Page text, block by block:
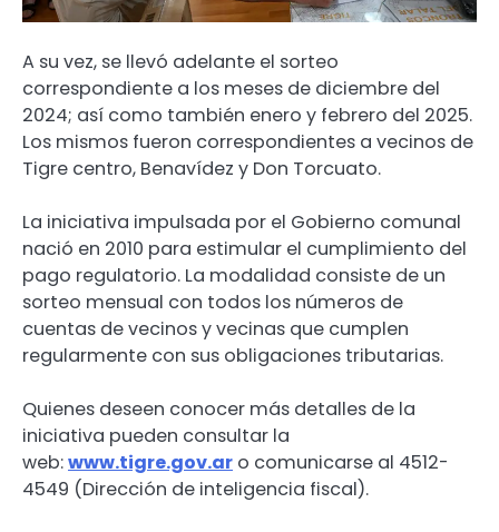
A su vez, se llevó adelante el sorteo
correspondiente a los meses de diciembre del
2024; así como también enero y febrero del 2025.
Los mismos fueron correspondientes a vecinos de
Tigre centro, Benavídez y Don Torcuato.
La iniciativa impulsada por el Gobierno comunal
nació en 2010 para estimular el cumplimiento del
pago regulatorio. La modalidad consiste de un
sorteo mensual con todos los números de
cuentas de vecinos y vecinas que cumplen
regularmente con sus obligaciones tributarias.
Quienes deseen conocer más detalles de la
iniciativa pueden consultar la
web:www.tigre.gov.ar o comunicarse al 4512-
4549 (Dirección de inteligencia fiscal).